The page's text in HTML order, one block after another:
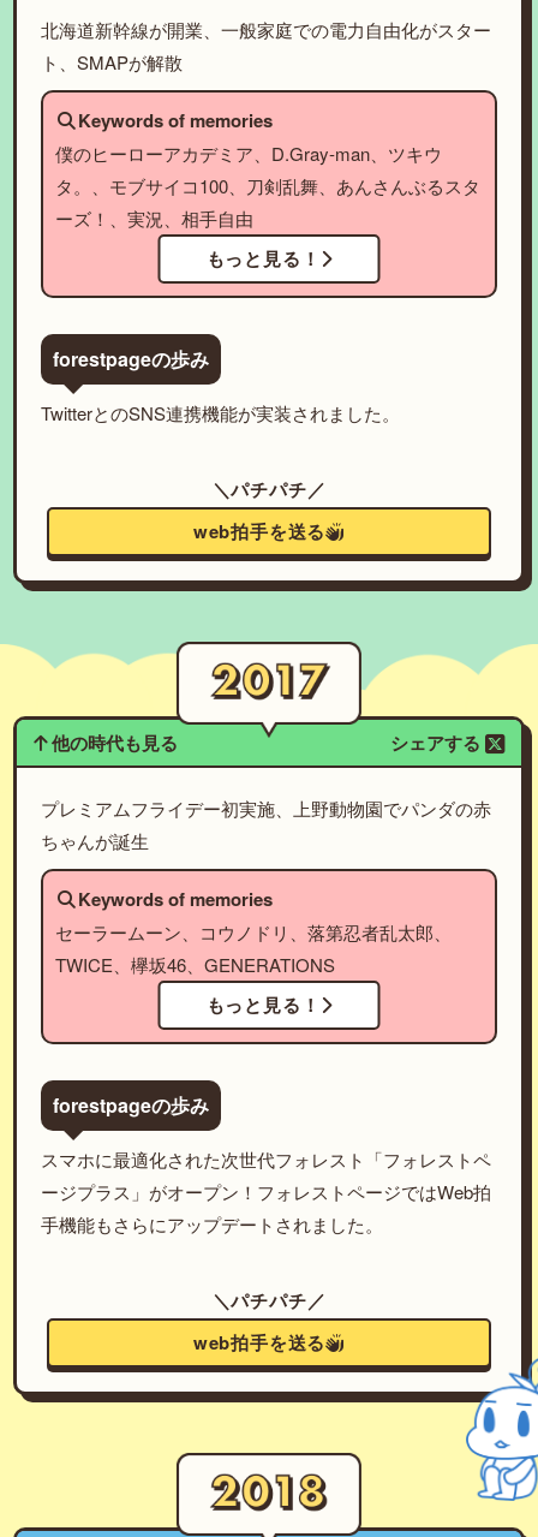
北海道新幹線が開業、一般家庭での電力自由化がスター
ト、SMAPが解散
Keywords of memories
僕のヒーローアカデミア、D.Gray-man、ツキウ
タ。、モブサイコ100、刀剣乱舞、あんさんぶるスタ
ーズ！、実況、相手自由
もっと見る！
forestpageの歩み
TwitterとのSNS連携機能が実装されました。
＼パチパチ／
web拍手を送る
他の時代も見る シェアする
プレミアムフライデー初実施、上野動物園でパンダの赤
ちゃんが誕生
Keywords of memories
セーラームーン、コウノドリ、落第忍者乱太郎、
TWICE、欅坂46、GENERATIONS
もっと見る！
forestpageの歩み
スマホに最適化された次世代フォレスト「フォレストペ
ージプラス」がオープン！フォレストページではWeb拍
手機能もさらにアップデートされました。
＼パチパチ／
web拍手を送る